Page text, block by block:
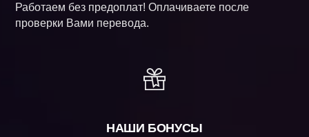
Работаем без предоплат! Оплачиваете после
проверки Вами перевода.
НАШИ БОНУСЫ